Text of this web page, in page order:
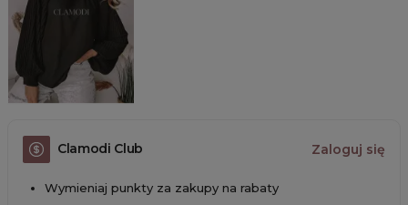
Clamodi Club Zaloguj się
Wymieniaj punkty za zakupy na rabaty